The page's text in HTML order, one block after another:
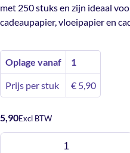
met 250 stuks en zijn ideaal
cadeaupapier, vloeipapier en
Oplage vanaf 1
Prijs per stuk €5,90
5,90Excl BTW
Stickers